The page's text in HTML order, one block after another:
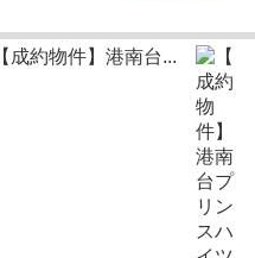
【成約物件】港南台...